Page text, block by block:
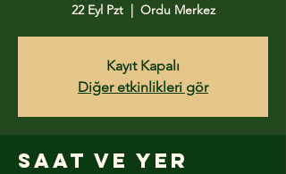
22 Eyl Pzt
  |
Ordu Merkez
Kayıt Kapalı
Diğer etkinlikleri gör
Saat ve Yer